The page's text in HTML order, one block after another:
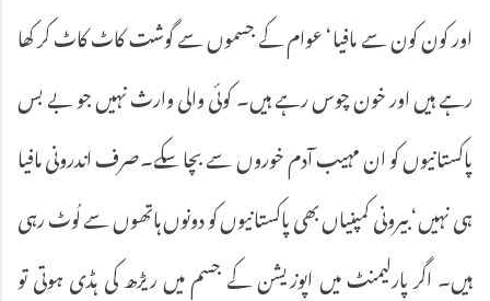
اور کون کون سے مافیا‘ عوام کے جسموں سے گوشت کاٹ کاٹ کر کھا
رہے ہیں اور خون چوس رہے ہیں۔ کوئی والی وارث نہیں جو بے بس
پاکستانیوں کو ان مہیب آدم خوروں سے بچا سکے۔صرف اندرونی مافیا
ہی نہیں‘ بیرونی کمپنیاں بھی پاکستانیوں کو دونوں ہاتھوں سے لُوٹ رہی
ہیں۔ اگر پارلیمنٹ میں اپوزیشن کے جسم میں ریڑھ کی ہڈی ہوتی تو